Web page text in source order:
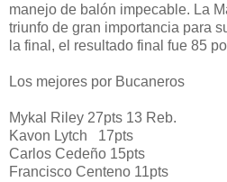
manejo de balón impecable. La
triunfo de gran importancia para
la final, el resultado final fue 85
Los mejores por Bucaneros
Mykal Riley 27pts 13 Reb.
Kavon Lytch 17pts
Carlos Cedeño 15pts
Francisco Centeno 11pts